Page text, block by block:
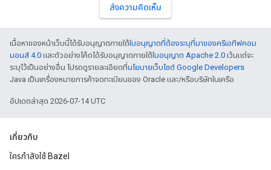
ส่งความคิดเห็น
เนื้อหาของหน้าเว็บนี้ได้รับอนุญาตภายใต้ใบอนุญาตที่ต้องระบุที่มาของครีเอทีฟคอม
มอนส์ 4.0 และตัวอย่างโค้ดได้รับอนุญาตภายใต้ใบอนุญาต Apache 2.0 เว้นแต่จะ
ระบุไว้เป็นอย่างอื่น โปรดดูรายละเอียดที่นโยบายเว็บไซต์ Google Developers
Java เป็นเครื่องหมายการค้าจดทะเบียนของ Oracle และ/หรือบริษัทในเครือ
อัปเดตล่าสุด 2026-07-14 UTC
เกี่ยวกับ
ใครกำลังใช้ Bazel